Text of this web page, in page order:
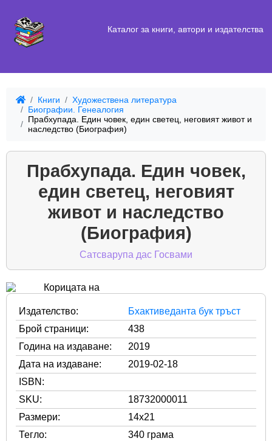
Каталог за книги, автори и издателства
Книги
Художествена литература
Биографии. Генеалогия
Прабхупада. Един човек, един светец, неговият живот и
наследство (Биография)
Прабхупада. Един човек,
един светец, неговият
живот и наследство
(Биография)
Сатсварупа дас Госвами
Издателство:
Бхактиведанта бук тръст
Брой страници:
438
Година на издаване:
2019
Дата на издаване:
2019-02-18
ISBN:
SKU:
18732000011
Размери:
14x21
Тегло:
340 грама